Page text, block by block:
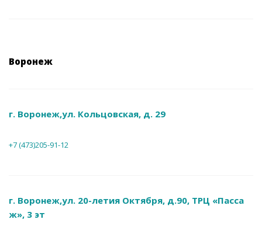
Воронеж
г. Воронеж,ул. Кольцовская, д. 29
+7 (473)205-91-12
г. Воронеж,ул. 20-летия Октября, д.90, ТРЦ «Пасса
ж», 3 эт